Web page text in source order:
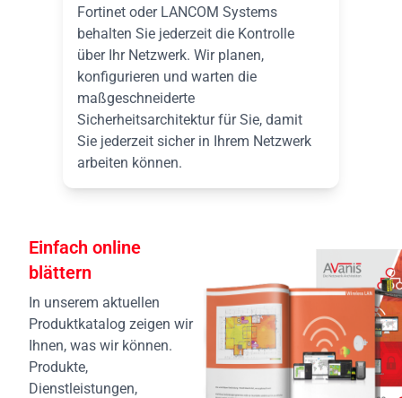
Fortinet oder LANCOM Systems
behalten Sie jederzeit die Kontrolle
über Ihr Netzwerk. Wir planen,
konfigurieren und warten die
maßgeschneiderte
Sicherheitsarchitektur für Sie, damit
Sie jederzeit sicher in Ihrem Netzwerk
arbeiten können.
Einfach online
blättern
In unserem aktuellen
Produktkatalog zeigen wir
Ihnen, was wir können.
Produkte,
Dienstleistungen,